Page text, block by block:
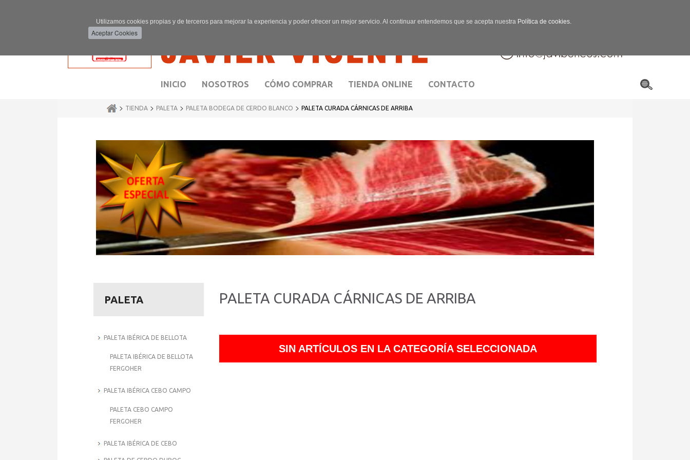
Utilizamos cookies propias y de terceros para mejorar la experiencia y poder ofrecer un mejor servicio. Al continuar entendemos que se acepta nuestra Política de cookies.
INICIO NOSOTROS CÓMO COMPRAR TIENDA ONLINE CONTACTO
> TIENDA > PALETA > PALETA BODEGA DE CERDO BLANCO > PALETA CURADA CÁRNICAS DE ARRIBA
PALETA CURADA CÁRNICAS DE ARRIBA
SIN ARTÍCULOS EN LA CATEGORÍA SELECCIONADA
PALETA
PALETA IBÉRICA DE BELLOTA
PALETA IBÉRICA DE BELLOTA
FERGOHER
PALETA IBÉRICA CEBO CAMPO
PALETA CEBO CAMPO
FERGOHER
PALETA IBÉRICA DE CEBO